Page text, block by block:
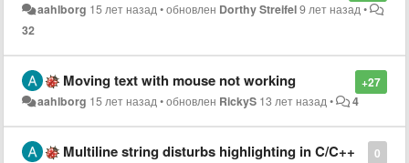
aahlborg 15 лет назад•обновлен Dorthy Streifel9 лет назад•
32
+27
Moving text with mouse not working
aahlborg 15 лет назад•обновлен RickyS 13 лет назад• 4
0
Multiline string disturbs highlighting in C/C++